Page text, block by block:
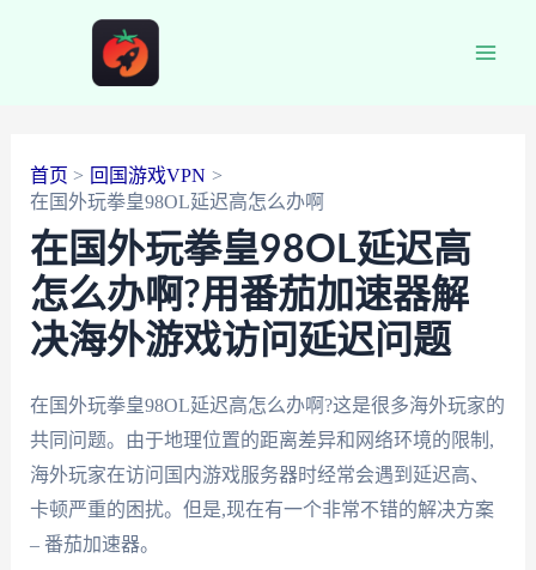
首页
回国游戏VPN
在国外玩拳皇98OL延迟高怎么办啊
在国外玩拳皇98OL延迟高
怎么办啊?用番茄加速器解
决海外游戏访问延迟问题
在国外玩拳皇98OL延迟高怎么办啊?这是很多海外玩家的
共同问题。由于地理位置的距离差异和网络环境的限制,
海外玩家在访问国内游戏服务器时经常会遇到延迟高、
卡顿严重的困扰。但是,现在有一个非常不错的解决方案
– 番茄加速器。